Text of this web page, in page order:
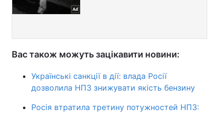
Вас також можуть зацікавити новини:
Українські санкції в дії: влада Росії
дозволила НПЗ знижувати якість бензину
Росія втратила третину потужностей НПЗ: